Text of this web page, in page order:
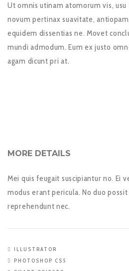
Ut omnis utinam atomorum vis,
novum pertinax suavitate,
equidem dissentias ne. Movet
mundi admodum. Eum ex justo
agam dicunt pri at.
MORE DETAILS
Mei quis feugait suscipiantur no. Ei
modus erant pericula. No duo
reprehendunt nec.
ILLUSTRATOR
PHOTOSHOP CS5